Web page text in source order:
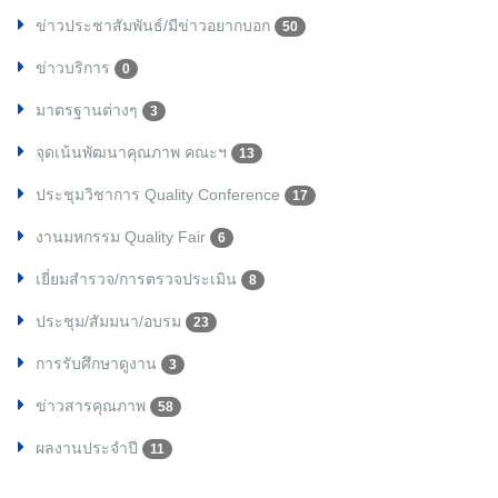
ข่าวประชาสัมพันธ์/มีข่าวอยากบอก 50
ข่าวบริการ 0
มาตรฐานต่างๆ 3
จุดเน้นพัฒนาคุณภาพ คณะฯ 13
ประชุมวิชาการ Quality Conference 17
งานมหกรรม Quality Fair 6
เยี่ยมสำรวจ/การตรวจประเมิน 8
ประชุม/สัมมนา/อบรม 23
การรับศึกษาดูงาน 3
ข่าวสารคุณภาพ 58
ผลงานประจำปี 11